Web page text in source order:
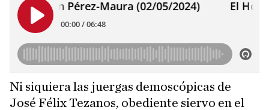
Ni siquiera las juergas demoscópicas de
José Félix Tezanos, obediente siervo en el